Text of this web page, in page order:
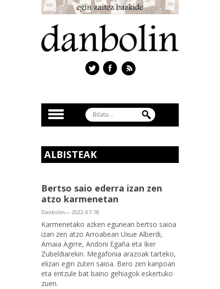
ALBISTEAK
Bertso saio ederra izan zen
atzo karmenetan
Danbolin— 2022-07-18
Karmenetako azken egunean bertso saioa
izan zen atzo Arroabean Uxue Alberdi,
Amaia Agirre, Andoni Egaña eta Iker
Zubeldiarekin. Megafonia arazoak tarteko,
elizan egin zuten saioa. Bero zen kanpoan
eta entzule bat baino gehiagok eskertuko
zuen.